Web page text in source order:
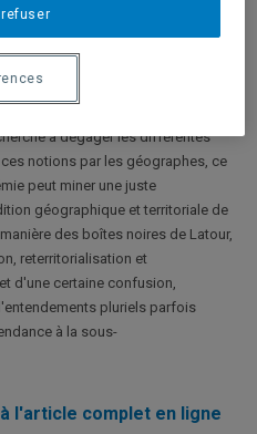
et de
à dégager les différentes
notions par les géographes, ce
peut miner une juste
géographique et territoriale de
des boîtes noires de Latour,
reterritorialisation et
d'une certaine confusion,
pluriels parfois
à la sous-
l'article complet en ligne